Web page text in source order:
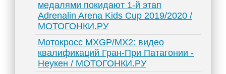
медалями покидают 1-й этап
Adrenalin Arena Kids Cup 2019/2020 /
МОТОГОНКИ.РУ
Мотокросс MXGP/MX2: видео
квалификаций Гран-При Патагонии -
Неукен / МОТОГОНКИ.РУ